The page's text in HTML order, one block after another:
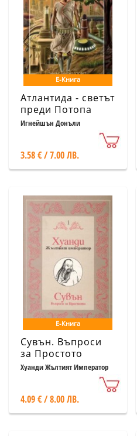
Е-Книга
Атлантида - светът
преди Потопа
Игнейшън Донъли
3.58 € / 7.00 ЛВ.
Е-Книга
Сувън. Въпроси
за Простото
Хуанди Жълтият Император
4.09 € / 8.00 ЛВ.